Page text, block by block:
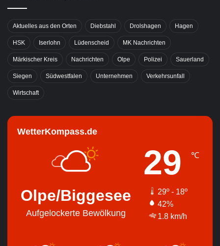
Aktuelles aus den Orten Diebstahl Drolshagen Hagen
HSK Iserlohn Lüdenscheid MK Nachrichten
Märkischer Kreis Nachrichten Olpe Polizei Sauerland
Siegen Südwestfalen Unternehmen Verkehrsunfall
Wirtschaft
WetterKompass.de
Olpe/Biggesee
Aufgelockerte Bewölkung
29 ℃
29º - 18º
42%
1.8 km/h